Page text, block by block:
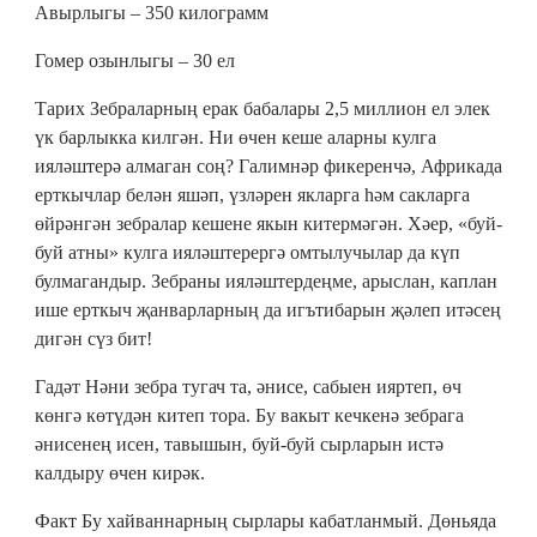
Авырлыгы – 350 килограмм
Гомер озынлыгы – 30 ел
Тарих Зебраларның ерак бабалары 2,5 миллион ел элек
үк барлыкка килгән. Ни өчен кеше аларны кулга
ияләштерә алмаган соң? Галимнәр фикеренчә, Африкада
ерткычлар белән яшәп, үзләрен якларга һәм сакларга
өйрәнгән зебралар кешене якын китермәгән. Хәер, «буй-
буй атны» кулга ияләштерергә омтылучылар да күп
булмагандыр. Зебраны ияләштердеңме, арыслан, каплан
ише ерткыч җанварларның да игътибарын җәлеп итәсең
дигән сүз бит!
Гадәт Нәни зебра тугач та, әнисе, сабыен ияртеп, өч
көнгә көтүдән китеп тора. Бу вакыт кечкенә зебрага
әнисенең исен, тавышын, буй-буй сырларын истә
калдыру өчен кирәк.
Факт Бу хайваннарның сырлары кабатланмый. Дөньяда